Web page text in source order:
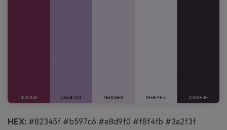
HEX: #82345f #b597c6 #e8d9f0 #f8f4fb #3a2f3f